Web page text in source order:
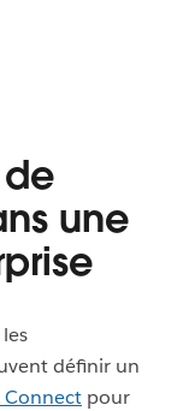
une
définir un
Connect pour